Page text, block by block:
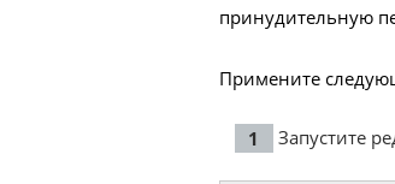
принудительную
Примените
Запустите